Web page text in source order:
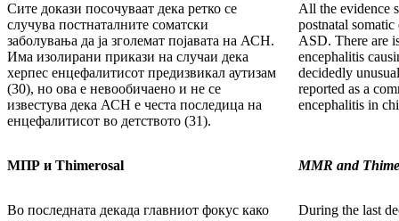
Сите докази посочуваат дека ретко се
случува постнаталните соматски
заболувања да ја зголемат појавата на АСН.
Има изолирани прикази на случаи дека
херпес енцефалитисот предизвикал аутизам
(30), но ова е невообичаено и не се
известува дека АСН е честа последица на
енцефалитисот во детството (31).
All the evidence
postnatal somatic
ASD. There are
encephalitis
decidedly
reported as a
encephalitis in
МПР и Thimerosal MMR and
Во последната декада главниот фокус како
During the last